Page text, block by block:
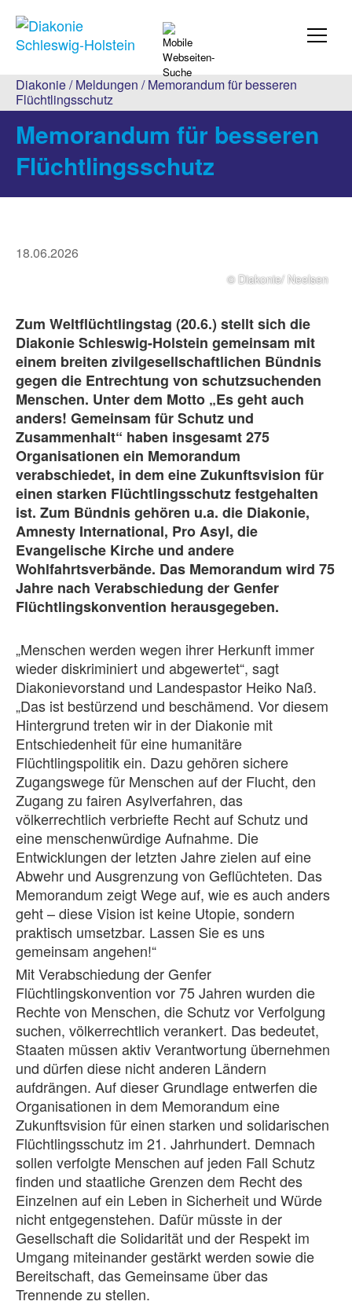
Diakonie/Meldungen / Memorandum für besseren
Flüchtlingsschutz
Memorandum für besseren
Flüchtlingsschutz
18.06.2026
© Diakonie/ Neelsen
Zum Weltflüchtlingstag (20.6.) stellt sich die
Diakonie Schleswig-Holstein gemeinsam mit
einem breiten zivilgesellschaftlichen Bündnis
gegen die Entrechtung von schutzsuchenden
Menschen. Unter dem Motto „Es geht auch
anders! Gemeinsam für Schutz und
Zusammenhalt“ haben insgesamt 275
Organisationen ein Memorandum
verabschiedet, in dem eine Zukunftsvision für
einen starken Flüchtlingsschutz festgehalten
ist. Zum Bündnis gehören u.a. die Diakonie,
Amnesty International, Pro Asyl, die
Evangelische Kirche und andere
Wohlfahrtsverbände. Das Memorandum wird 75
Jahre nach Verabschiedung der Genfer
Flüchtlingskonvention herausgegeben.
„Menschen werden wegen ihrer Herkunft immer
wieder diskriminiert und abgewertet“, sagt
Diakonievorstand und Landespastor Heiko Naß.
„Das ist bestürzend und beschämend. Vor diesem
Hintergrund treten wir in der Diakonie mit
Entschiedenheit für eine humanitäre
Flüchtlingspolitik ein. Dazu gehören sichere
Zugangswege für Menschen auf der Flucht, den
Zugang zu fairen Asylverfahren, das
völkerrechtlich verbriefte Recht auf Schutz und
eine menschenwürdige Aufnahme. Die
Entwicklungen der letzten Jahre zielen auf eine
Abwehr und Ausgrenzung von Geflüchteten. Das
Memorandum zeigt Wege auf, wie es auch anders
geht – diese Vision ist keine Utopie, sondern
praktisch umsetzbar. Lassen Sie es uns
gemeinsam angehen!“
Mit Verabschiedung der Genfer
Flüchtlingskonvention vor 75 Jahren wurden die
Rechte von Menschen, die Schutz vor Verfolgung
suchen, völkerrechtlich verankert. Das bedeutet,
Staaten müssen aktiv Verantwortung übernehmen
und dürfen diese nicht anderen Ländern
aufdrängen. Auf dieser Grundlage entwerfen die
Organisationen in dem Memorandum eine
Zukunftsvision für einen starken und solidarischen
Flüchtlingsschutz im 21. Jahrhundert. Demnach
sollen verfolgte Men­schen auf jeden Fall Schutz
finden und staatliche Grenzen dem Recht des
Einzelnen auf ein Leben in Sicherheit und Würde
nicht entgegenstehen. Dafür müsste in der
Gesellschaft die Solidarität und der Respekt im
Umgang miteinander gestärkt werden sowie die
Bereitschaft, das Gemeinsame über das
Trennende zu stellen.